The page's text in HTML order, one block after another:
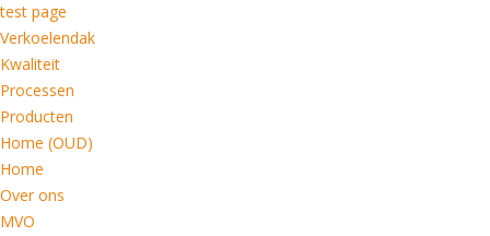
test page
Verkoelendak
Kwaliteit
Processen
Producten
Home (OUD)
Home
Over ons
MVO